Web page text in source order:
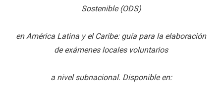
Sostenible (ODS)
en América Latina y el Caribe: guía para la elaboración
de exámenes locales voluntarios
a nivel subnacional. Disponible en: